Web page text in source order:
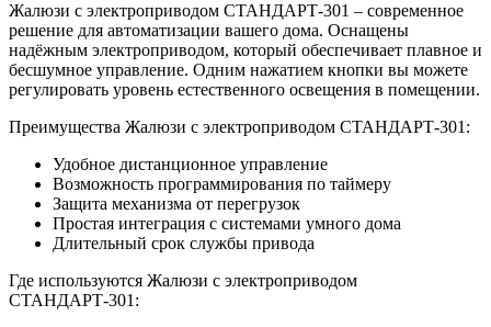
Жалюзи с электроприводом СТАНДАРТ-301 – современное
решение для автоматизации вашего дома. Оснащены
надёжным электроприводом, который обеспечивает плавное и
бесшумное управление. Одним нажатием кнопки вы можете
регулировать уровень естественного освещения в помещении.
Преимущества Жалюзи с электроприводом СТАНДАРТ-301:
Удобное дистанционное управление
Возможность программирования по таймеру
Защита механизма от перегрузок
Простая интеграция с системами умного дома
Длительный срок службы привода
Где используются Жалюзи с электроприводом
СТАНДАРТ-301: